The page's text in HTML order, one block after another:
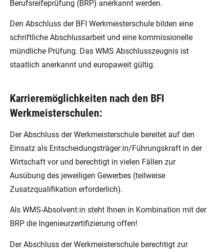
Berufsreifeprüfung (BRP) anerkannt werden.
Den Abschluss der BFI Werkmeisterschule bilden eine
schriftliche Abschlussarbeit und eine kommissionelle
mündliche Prüfung. Das WMS Abschlusszeugnis ist
staatlich anerkannt und europaweit gültig.
Karrieremöglichkeiten nach den BFI
Werkmeisterschulen:
Der Abschluss der Werkmeisterschule bereitet auf den
Einsatz als Entscheidungsträger:in/Führungskraft in der
Wirtschaft vor und berechtigt in vielen Fällen zur
Ausübung des jeweiligen Gewerbes (teilweise
Zusatzqualifikation erforderlich).
Als WMS-Absolvent:in steht Ihnen in Kombination mit der
BRP die Ingenieurzertifizierung offen!
Der Abschluss der Werkmeisterschule berechtigt zur